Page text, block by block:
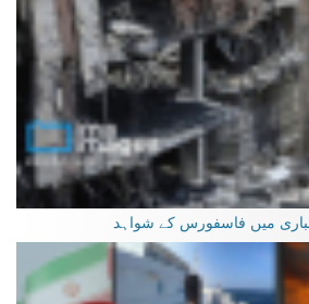
میں فاسفورس کے شواہد